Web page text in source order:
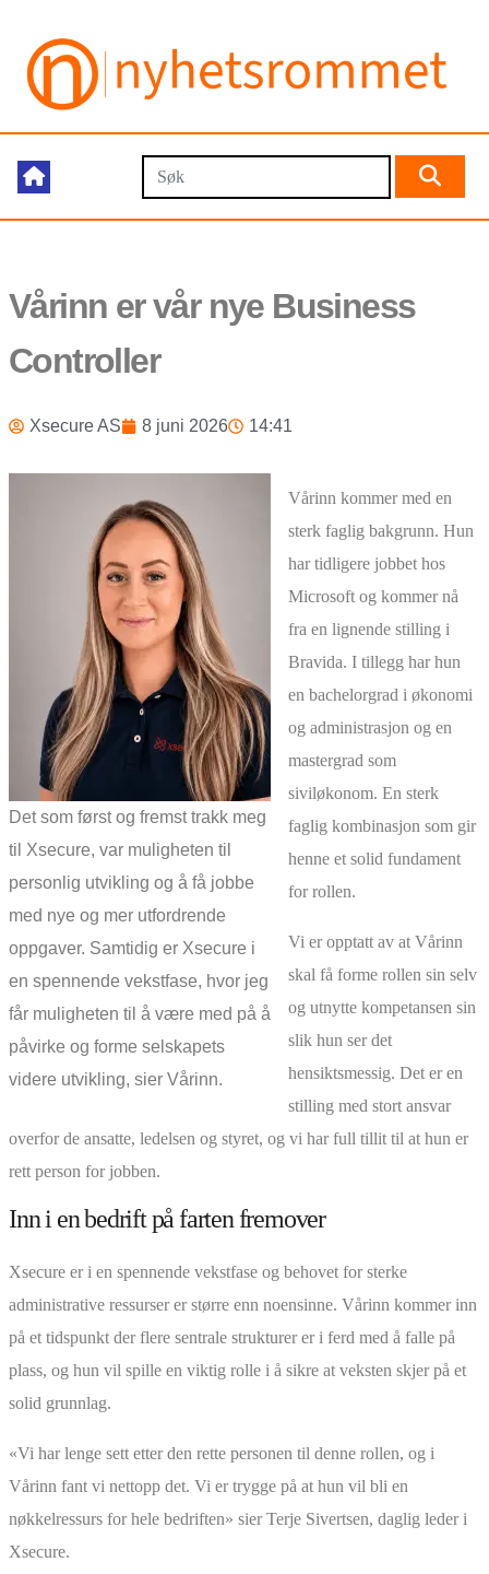
Vårinn er vår nye Business
Controller
Xsecure AS 8 juni 2026 14:41
Det som først og fremst trakk meg
til Xsecure, var muligheten til
personlig utvikling og å få jobbe
med nye og mer utfordrende
oppgaver. Samtidig er Xsecure i
en spennende vekstfase, hvor jeg
får muligheten til å være med på å
påvirke og forme selskapets
videre utvikling, sier Vårinn.
Vårinn kommer med en
sterk faglig bakgrunn. Hun
har tidligere jobbet hos
Microsoft og kommer nå
fra en lignende stilling i
Bravida. I tillegg har hun
en bachelorgrad i økonomi
og administrasjon og en
mastergrad som
siviløkonom. En sterk
faglig kombinasjon som gir
henne et solid fundament
for rollen.
Vi er opptatt av at Vårinn
skal få forme rollen sin selv
og utnytte kompetansen sin
slik hun ser det
hensiktsmessig. Det er en
stilling med stort ansvar
overfor de ansatte, ledelsen og styret, og vi har full tillit til at hun er
rett person for jobben.
Inn i en bedrift på farten fremover
Xsecure er i en spennende vekstfase og behovet for sterke
administrative ressurser er større enn noensinne. Vårinn kommer inn
på et tidspunkt der flere sentrale strukturer er i ferd med å falle på
plass, og hun vil spille en viktig rolle i å sikre at veksten skjer på et
solid grunnlag.
«Vi har lenge sett etter den rette personen til denne rollen, og i
Vårinn fant vi nettopp det. Vi er trygge på at hun vil bli en
nøkkelressurs for hele bedriften» sier Terje Sivertsen, daglig leder i
Xsecure.